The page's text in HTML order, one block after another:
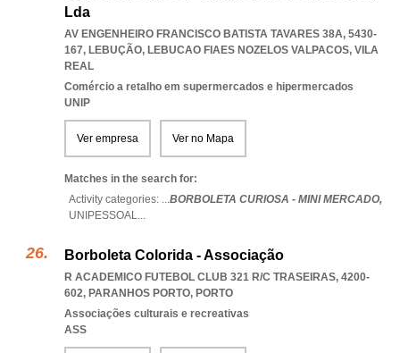
Lda
AV ENGENHEIRO FRANCISCO BATISTA TAVARES 38A, 5430-
167, LEBUÇÃO, LEBUCAO FIAES NOZELOS VALPACOS, VILA
REAL
Comércio a retalho em supermercados e hipermercados
UNIP
Ver empresa Ver no Mapa
Matches in the search for:
Activity categories: ...BORBOLETA CURIOSA - MINI MERCADO,
UNIPESSOAL...
Borboleta Colorida - Associação
R ACADEMICO FUTEBOL CLUB 321 R/C TRASEIRAS, 4200-
602, PARANHOS PORTO, PORTO
Associações culturais e recreativas
ASS